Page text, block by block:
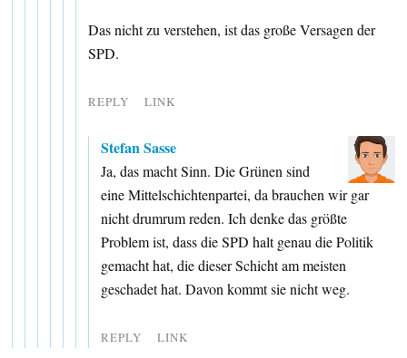
Das nicht zu verstehen, ist das große Versagen der
SPD.
REPLY LINK
Stefan Sasse
Ja, das macht Sinn. Die Grünen sind
eine Mittelschichtenpartei, da brauchen wir gar
nicht drumrum reden. Ich denke das größte
Problem ist, dass die SPD halt genau die Politik
gemacht hat, die dieser Schicht am meisten
geschadet hat. Davon kommt sie nicht weg.
REPLY LINK